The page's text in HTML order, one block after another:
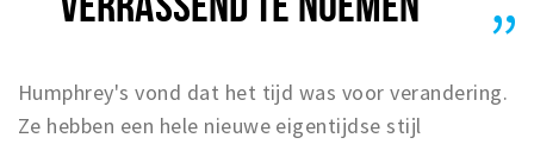
Natuurgebieden
Sport
Humphrey's vond dat het tijd was voor verandering.
Ze hebben een hele nieuwe eigentijdse stijl